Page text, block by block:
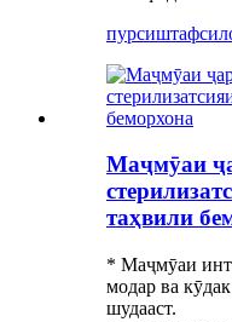
пурсиш
Маҷмӯаи
таҳвили
* Маҷмӯаи
модар ва
шудааст.